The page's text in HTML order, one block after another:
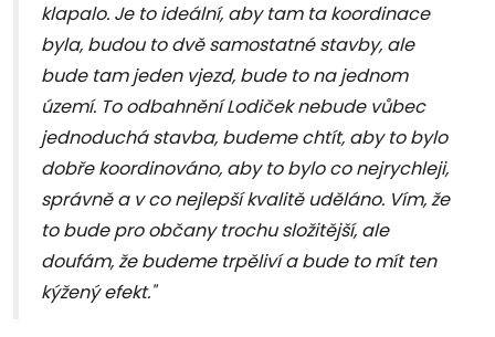
klapalo. Je to ideální, aby tam ta koordinace
byla, budou to dvě samostatné stavby, ale
bude tam jeden vjezd, bude to na jednom
území. To odbahnění Lodiček nebude vůbec
jednoduchá stavba, budeme chtít, aby to bylo
dobře koordinováno, aby to bylo co nejrychleji,
správně a v co nejlepší kvalitě uděláno. Vím, že
to bude pro občany trochu složitější, ale
doufám, že budeme trpěliví a bude to mít ten
kýžený efekt."